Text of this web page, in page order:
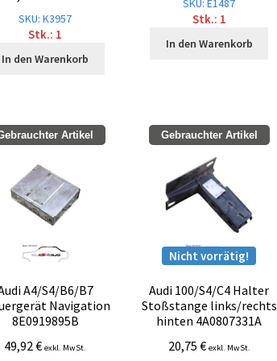
SKU: K3957
Stk.: 1
In den Warenkorb
SKU: E1487
Stk.: 1
In den Warenkorb
Artikel
A4/S4/B6/B7
Navigation
8E0919895B
49,92€ exkl. MwSt.
Nicht vorrätig!
Gebrauchter Artikel
Audi 100/S4/C4 Halter
Stoßstange links/rechts
hinten 4A0807331A
20,75 € exkl. MwSt.